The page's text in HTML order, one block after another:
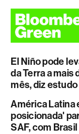
El Niño pode
da Terra a mais
mês, diz estudo
América Latina
posicionada'
SAF, com